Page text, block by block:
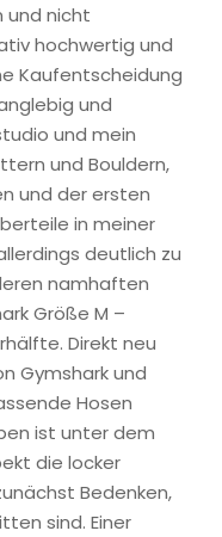
und nicht
hochwertig und
Kaufentscheidung
und
und mein
und Bouldern,
und der ersten
in meiner
deutlich zu
namhaften
Größe M –
Direkt neu
Gymshark und
Hosen
ist unter dem
die locker
Bedenken,
sind. Einer